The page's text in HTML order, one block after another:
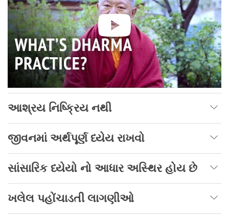
આશ્રય નિષ્ક્રિય નથી
જીવનમાં અર્થપૂર્ણ ધ્યેય રાખવો
સાંસારિક ધ્યેયો નો આધાર અસ્થિર હોય છે
ખલેલ પહોંચાડતી લાગણીઓ